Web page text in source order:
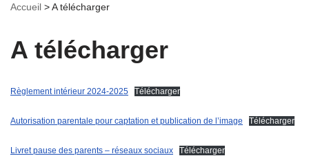
Accueil >A télécharger
A télécharger
Règlement intérieur 2024-2025 Télécharger
Autorisation parentale pour captation et publication de l’image Télécharger
Livret pause des parents – réseaux sociaux Télécharger